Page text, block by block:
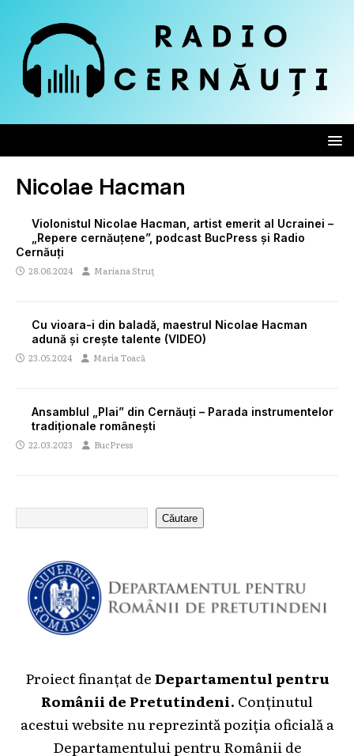
Nicolae Hacman
Violonistul Nicolae Hacman, artist emerit al Ucrainei –
„Repere cernăuțene”, podcast BucPress și Radio
Cernăuți
28.06.2024 Mariana Struț
Cu vioara-i din baladă, maestrul Nicolae Hacman
adună și crește talente (VIDEO)
23.05.2024 Maria Toacă
Ansamblul „Plai” din Cernăuți – Parada instrumentelor
tradiționale românești
22.03.2023 BucPress
Căutare
Proiect finanțat deDepartamentul pentru
Românii de Pretutindeni. Conținutul
acestui website nu reprezintă poziția oficială a
Departamentului pentru Românii de